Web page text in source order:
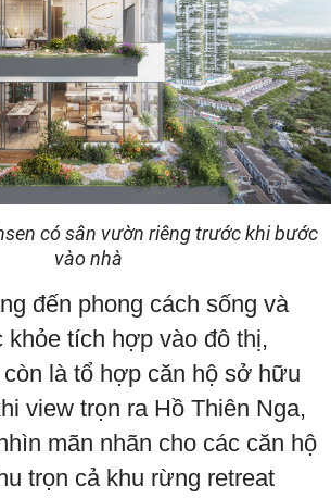
có sân vườn riêng trước khi bước
vào nhà
đến phong cách sống và
khỏe tích hợp vào đô thị,
là tổ hợp căn hộ sở hữu
view trọn ra Hồ Thiên Nga,
mãn nhãn cho các căn hộ
trọn cả khu rừng retreat